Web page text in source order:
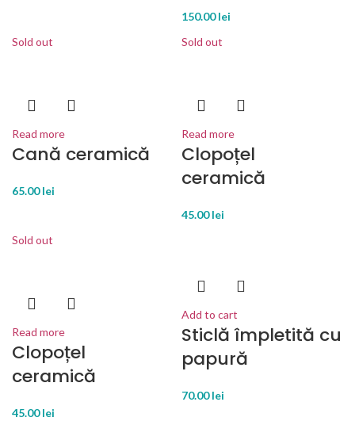
150.00lei
Sold out
Read more
Cană ceramică
65.00lei
Sold out
Read more
Clopoțel
ceramică
45.00lei
Sold out
Read more
Clopoțel
ceramică
45.00lei
Add to cart
Sticlă împletită cu
papură
70.00lei